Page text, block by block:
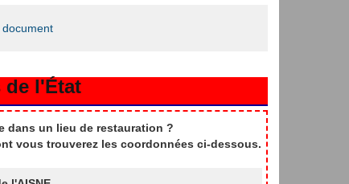
document
de l'État
dans un lieu de restauration ?
vous trouverez les coordonnées ci-dessous.